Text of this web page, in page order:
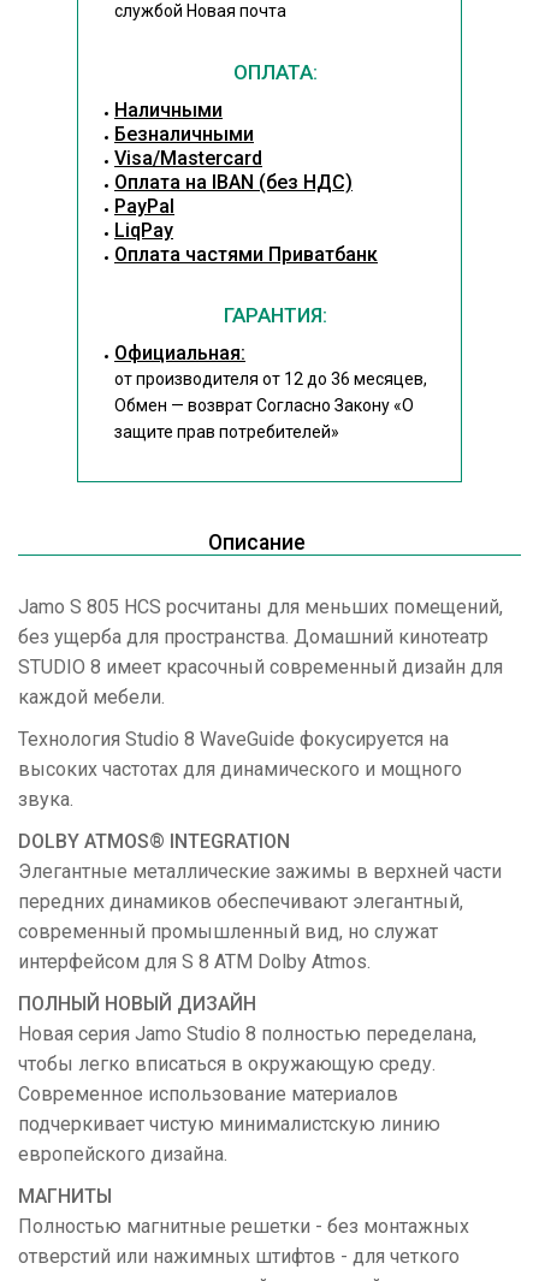
службой Новая почта
ОПЛАТА:
Наличными
Безналичными
Visa/Mastercard
Оплата на IBAN (без НДС)
PayPal
LiqPay
Оплата частями Приватбанк
ГАРАНТИЯ:
Официальная:
от производителя от 12 до 36 месяцев,
Обмен — возврат Согласно Закону«О
защите прав потребителей»
Описание
Jamo S 805 HCS росчитаны для меньших помещений,
без ущерба для пространства. Домашний кинотеатр
STUDIO 8 имеет красочный современный дизайн для
каждой мебели.
Технология Studio 8 WaveGuide фокусируется на
высоких частотах для динамического и мощного
звука.
DOLBY ATMOS® INTEGRATION
Элегантные металлические зажимы в верхней части
передних динамиков обеспечивают элегантный,
современный промышленный вид, но служат
интерфейсом для S 8 ATM Dolby Atmos.
ПОЛНЫЙ НОВЫЙ ДИЗАЙН
Новая серия Jamo Studio 8 полностью переделана,
чтобы легко вписаться в окружающую среду.
Современное использование материалов
подчеркивает чистую минималистскую линию
европейского дизайна.
МАГНИТЫ
Полностью магнитные решетки - без монтажных
отверстий или нажимных штифтов - для четкого